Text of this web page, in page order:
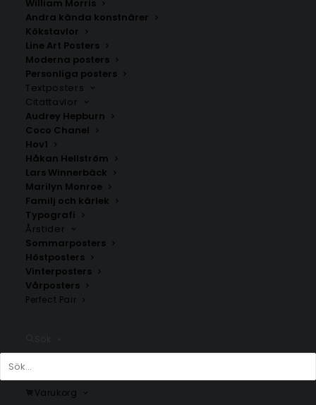
William Morris
Andra kända konstnärer
Kökstavlor
Line Art Posters
Moderna posters
Personliga posters
Textposters
Citattavlor
Audrey Hepburn
Coco Chanel
Hov1
Håkan Hellström
Lars Winnerbäck
Marilyn Monroe
Familj och kärlek
Typografi
Årstider
Sommarposters
Höstposters
Vinterposters
Vårposters
Perfect Pair
Varukorg
Sparsör
Fr.200.00
Åsarp
SNABB LEVERANS